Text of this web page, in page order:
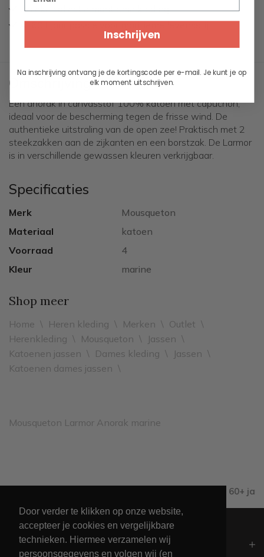
Door verder te klikken op onze website,
accepteer je cookies en vergelijkbare
technieken. Hiermee verzamelen wij
persoonsgegevens en volgen wij (en
Unieke collectie maritieme kleding
Al 60+ jaar passie voor maritieme levensstijl
Omschrijving
Een anorak in canvasstof 100% katoen met capuchon,
ideaal voor de bescherming tegen de frisse wind. De
authentieke uitstraling van de open zee! Praktisch met 2
steekzakken aan de zijkanten en een borstzak. De Larmor
is in verschillende gewassen kleuren verkrijgbaar.
Specificaties
Merk
Mousqueton
Materiaal
katoen
Voorraad
4
Kleur
marine
Shop meer
Home \ Heren kleding \ Merken \ Outlet \
Herenkleding \ Mousqueton \ Jassen \
Katoenen jassen \ Dames kleding \ Jassen \
Katoenen dames jassen \
Mousqueton Larmor Anorak marine
Algemeen
Inschrijven
Na inschrijving ontvang je de kortingscode per e-mail. Je kunt je op
elk moment uitschrijven.